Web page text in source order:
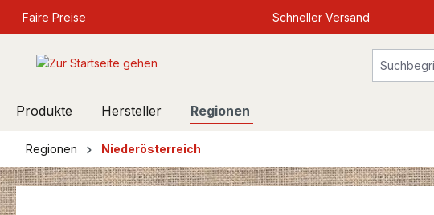
Zur Hauptnavigation springen
Faire Preise Schneller Versand
Produkte Hersteller Regionen
Regionen Niederösterreich